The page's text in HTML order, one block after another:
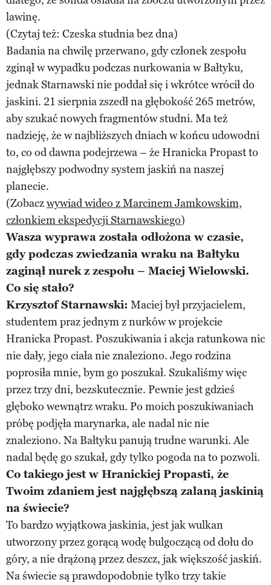
lawinę.
(Czytaj też: Czeska studnia bez dna)
Badania na chwilę przerwano, gdy członek zespołu
zginął w wypadku podczas nurkowania w Bałtyku,
jednak Starnawski nie poddał się i wkrótce wrócił do
jaskini. 21 sierpnia zszedł na głębokość 265 metrów,
aby szukać nowych fragmentów studni. Ma też
nadzieję, że w najbliższych dniach w końcu udowodni
to, co od dawna podejrzewa – że Hranicka Propast to
najgłębszy podwodny system jaskiń na naszej
planecie.
(Zobaczwywiad wideo z Marcinem Jamkowskim,
członkiem ekspedycji Starnawskiego)
Wasza wyprawa została odłożona w czasie,
gdy podczas zwiedzania wraku na Bałtyku
zaginął nurek z zespołu – Maciej Wielowski.
Co się stało?
Krzysztof Starnawski: Maciej był przyjacielem,
studentem praz jednym z nurków w projekcie
Hranicka Propast. Poszukiwania i akcja ratunkowa nic
nie dały, jego ciała nie znaleziono. Jego rodzina
poprosiła mnie, bym go poszukał. Szukaliśmy więc
przez trzy dni, bezskutecznie. Pewnie jest gdzieś
głęboko wewnątrz wraku. Po moich poszukiwaniach
próbę podjęła marynarka, ale nadal nic nie
znaleziono. Na Bałtyku panują trudne warunki. Ale
nadal będę go szukał, gdy tylko pogoda na to pozwoli.
Co takiego jest w Hranickiej Propasti, że
Twoim zdaniem jest najgłębszą zalaną jaskinią
na świecie?
To bardzo wyjątkowa jaskinia, jest jak wulkan
utworzony przez gorącą wodę bulgoczącą od dołu do
góry, a nie drążoną przez deszcz, jak większość jaskiń.
Na świecie są prawdopodobnie tylko trzy takie